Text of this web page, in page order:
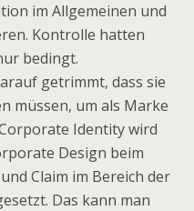
im Allgemeinen und
Kontrolle hatten
bedingt.
getrimmt, dass sie
müssen, um als Marke
Identity wird
Design beim
Claim im Bereich der
Das kann man